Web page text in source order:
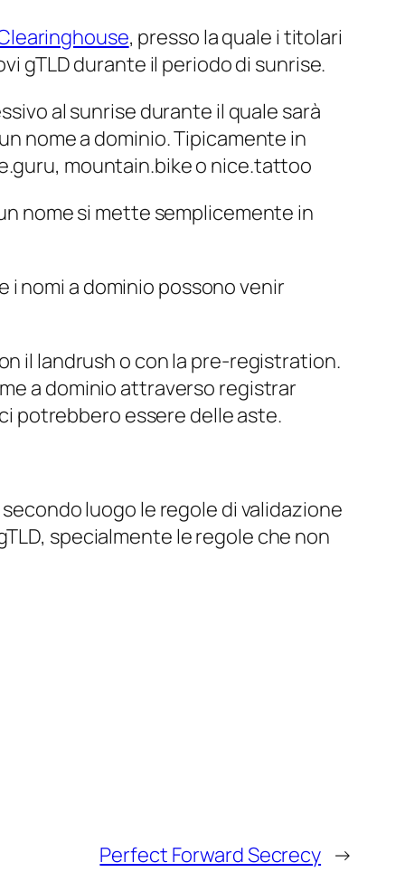
, presso la quale i titolari
gTLD durante il periodo di sunrise.
al sunrise durante il quale sarà
nome a dominio. Tipicamente in
mountain.bike o nice.tattoo
nome si mette semplicemente in
i nomi a dominio possono venir
il landrush o con la pre-registration.
a dominio attraverso registrar
potrebbero essere delle aste.
secondo luogo le regole di validazione
specialmente le regole che non
Perfect Forward Secrecy →